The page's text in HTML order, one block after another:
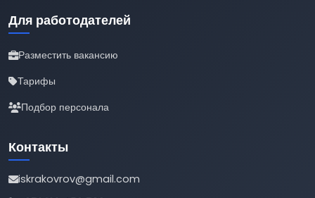
Для работодателей
Разместить вакансию
Тарифы
Подбор персонала
Контакты
iskrakovrov@gmail.com